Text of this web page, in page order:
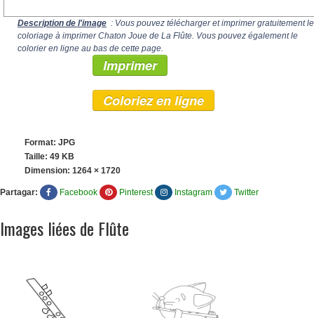
Description de l'image : Vous pouvez télécharger et imprimer gratuitement le
coloriage à imprimer Chaton Joue de La Flûte. Vous pouvez également le
colorier en ligne au bas de cette page.
Imprimer
Coloriez en ligne
Format: JPG
Taille: 49 KB
Dimension: 1264 × 1720
Partagar: Facebook Pinterest Instagram Twitter
Images liées de Flûte